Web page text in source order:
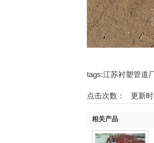
tags:江苏衬塑管道厂
点击次数： 更新时
相关产品